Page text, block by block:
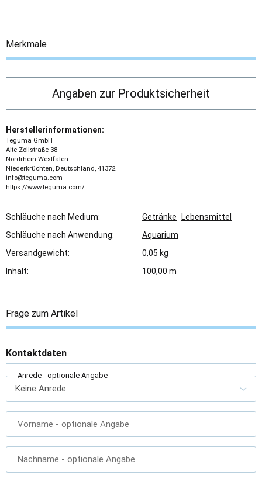
Merkmale
Angaben zur Produktsicherheit
Herstellerinformationen:
Teguma GmbH
Alte Zollstraße 38
Nordrhein-Westfalen
Niederkrüchten, Deutschland, 41372
info@teguma.com
https://www.teguma.com/
Schläuche nach Medium: Getränke
Lebensmittel
Schläuche nach Anwendung:
Aquarium
Versandgewicht:
0,05 kg
Inhalt:
100,00 m
Frage zum Artikel
Kontaktdaten
Anrede - optionale Angabe
Vorname - optionale Angabe
Nachname - optionale Angabe